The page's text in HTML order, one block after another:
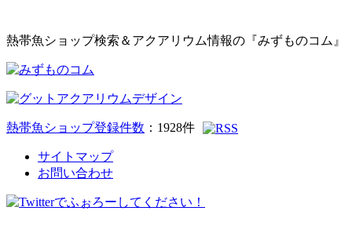
熱帯魚ショップ検索＆アクアリウム情報の『みずものコム』
熱帯魚ショップ登録件数 ： 1928件
サイトマップ
お問い合わせ